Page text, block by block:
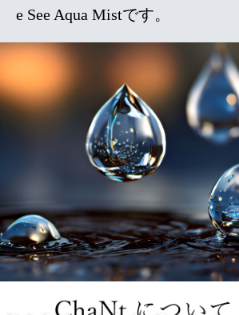
e See Aqua Mistです。